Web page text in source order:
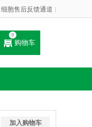
细胞售后反馈通道
0
购物车
加入购物车